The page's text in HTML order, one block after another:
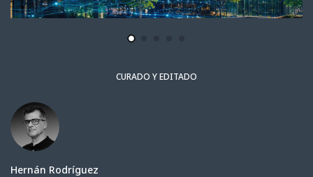
CURADO Y EDITADO
Hernán Rodríguez